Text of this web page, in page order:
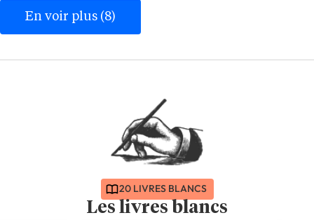
En voir plus (8)
20 LIVRES BLANCS
Les livres blancs